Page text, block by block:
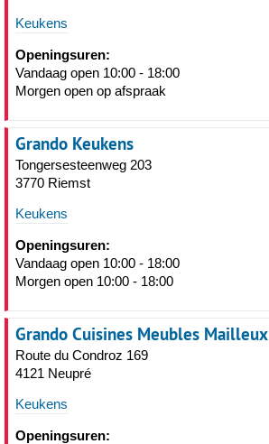
Keukens
Openingsuren:
Vandaag open 10:00 - 18:00
Morgen open op afspraak
Grando Keukens
Tongersesteenweg 203
3770 Riemst
Keukens
Openingsuren:
Vandaag open 10:00 - 18:00
Morgen open 10:00 - 18:00
Grando Cuisines Meubles Mailleux
Route du Condroz 169
4121 Neupré
Keukens
Openingsuren: